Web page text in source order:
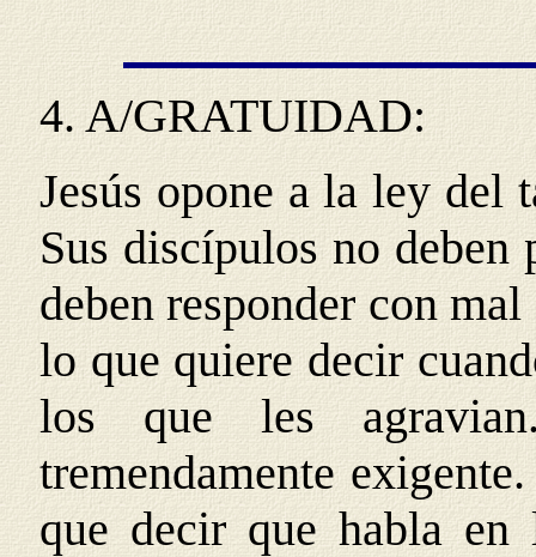
4.A/GRATUIDAD:
Jesús opone a la ley del
Sus discípulos no deben
deben responder con
lo que quiere decir
los que les
tremendamente
que decir que habla